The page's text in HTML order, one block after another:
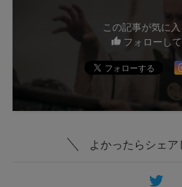
この記事が気に
フォローして
よかったらシェア